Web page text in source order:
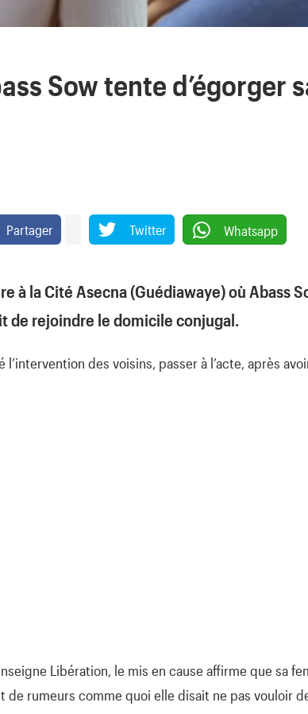
Sow tente d’égorger
Partager Twitter Whatsapp
à la Cité Asecna (Guédiawaye) où Abass
de rejoindre le domicile conjugal.
l’intervention des voisins, passer à l’acte, après
Libération, le mis en cause affirme que sa
de rumeurs comme quoi elle disait ne pas vouloir